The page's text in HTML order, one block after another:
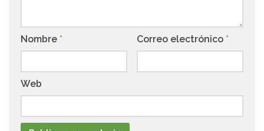
Nombre * Correo electrónico *
Web